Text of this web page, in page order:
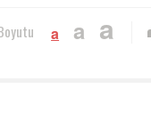
a a a